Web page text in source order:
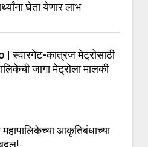
घेता येणार लाभ
स्वारगेट-कात्रज मेट्रोसाठी
जागा मेट्रोला मालकी
आकृतिबंधाच्या